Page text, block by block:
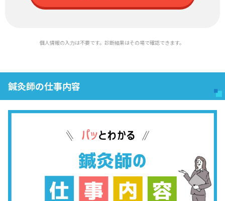
個人情報の入力は不要です。診断結果はその場で確認できます。
鍼灸師の仕事内容